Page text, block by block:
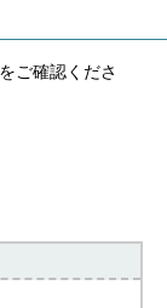
ご確認くださ